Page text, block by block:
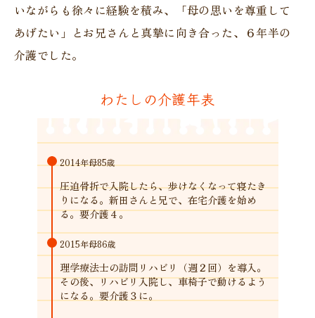
いながらも徐々に経験を積み、「母の思いを尊重して
あげたい」とお兄さんと真摯に向き合った、６年半の
介護でした。
わたしの介護年表
2014年母85歳
圧迫骨折で入院したら、歩けなくなって寝たき
りになる。新田さんと兄で、在宅介護を始め
る。要介護４。
2015年母86歳
理学療法士の訪問リハビリ（週２回）を導入。
その後、リハビリ入院し、車椅子で動けるよう
になる。要介護３に。